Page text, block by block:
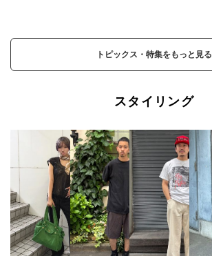
トピックス・特集をもっと見る
スタイリング